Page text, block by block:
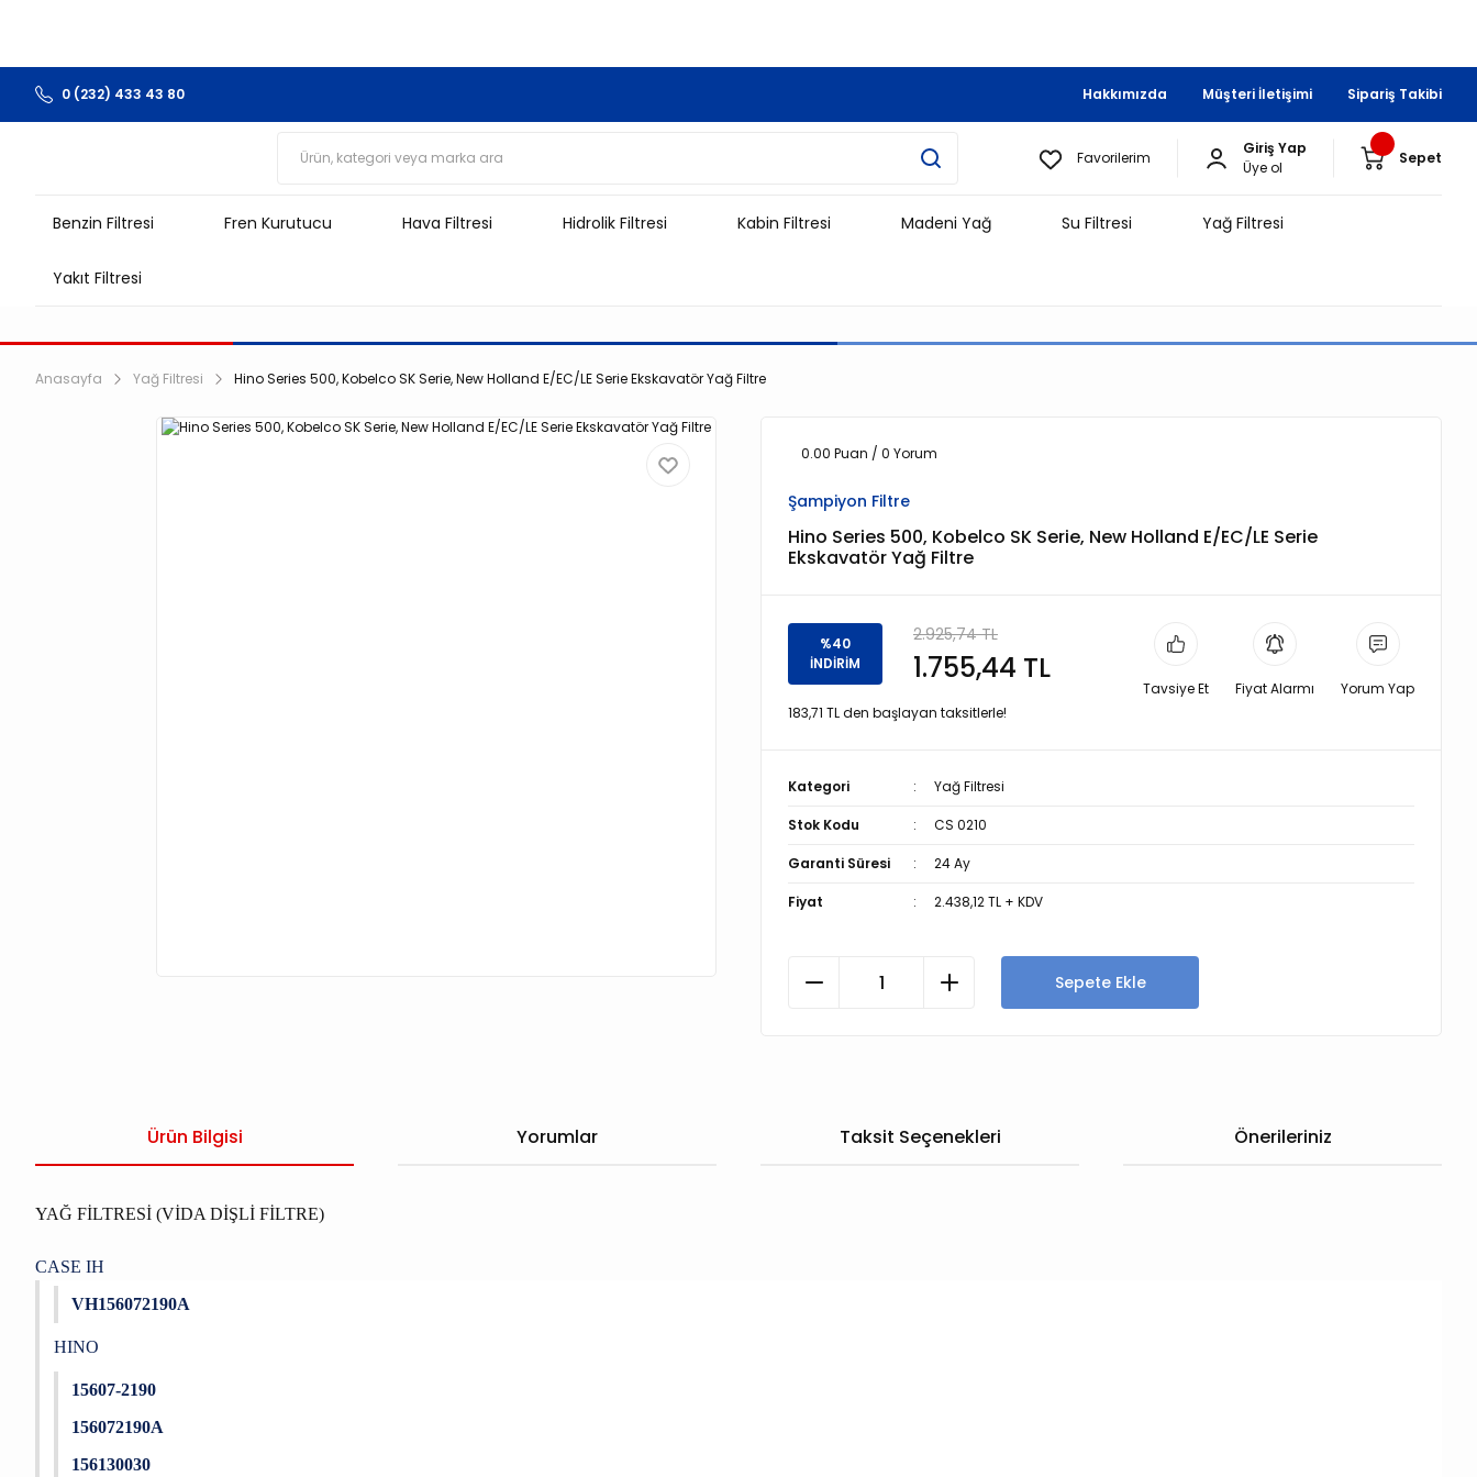
0 (232) 433 43 80 Hakkımızda Müşteri İletişimi Sipariş Takibi
Favorilerim
Giriş Yap
Üye ol
Sepet
Benzin Filtresi Fren Kurutucu Hava Filtresi Hidrolik Filtresi Kabin Filtresi Madeni Yağ Su Filtresi Yağ Filtresi
Yakıt Filtresi
Anasayfa Yağ Filtresi Hino Series 500, Kobelco SK Serie, New Holland E/EC/LE Serie Ekskavatör Yağ Filtre
0.00 Puan / 0 Yorum
Şampiyon Filtre
Hino Series 500, Kobelco SK Serie, New Holland E/EC/LE Serie
Ekskavatör Yağ Filtre
%40
İNDİRİM
2.925,74 TL
1.755,44 TL
183,71 TL den başlayan taksitlerle!
Tavsiye Et Fiyat Alarmı Yorum Yap
Kategori Yağ Filtresi
Stok Kodu CS 0210
Garanti Süresi 24 Ay
Fiyat 2.438,12 TL + KDV
Sepete Ekle
Ürün Bilgisi Yorumlar Taksit Seçenekleri Önerileriniz
YAĞ FİLTRESİ (VİDA DİŞLİ FİLTRE)
CASE IH
VH156072190A
HINO
15607-2190
156072190A
156130030